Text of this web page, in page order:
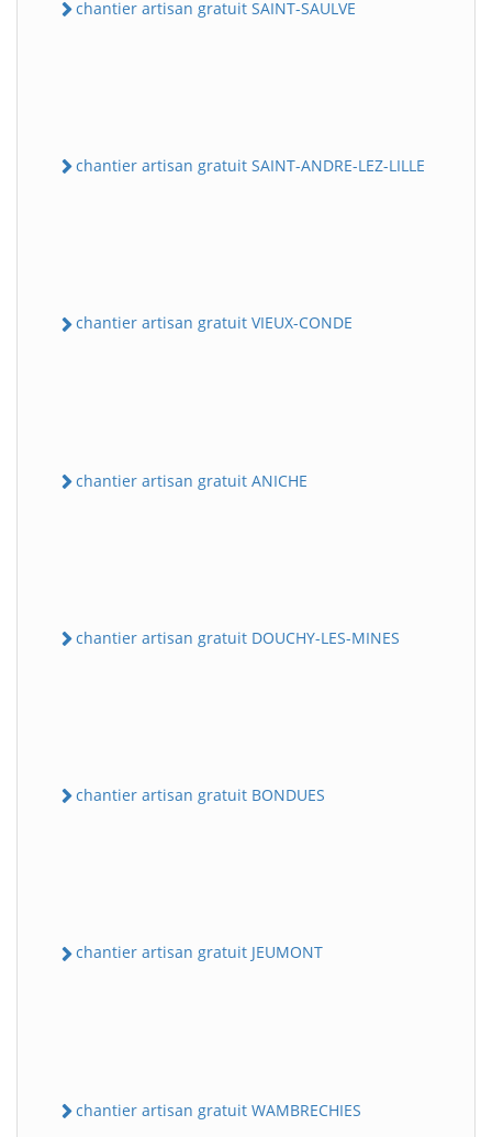
chantier artisan gratuit SAINT-SAULVE
chantier artisan gratuit SAINT-ANDRE-LEZ-LILLE
chantier artisan gratuit VIEUX-CONDE
chantier artisan gratuit ANICHE
chantier artisan gratuit DOUCHY-LES-MINES
chantier artisan gratuit BONDUES
chantier artisan gratuit JEUMONT
chantier artisan gratuit WAMBRECHIES